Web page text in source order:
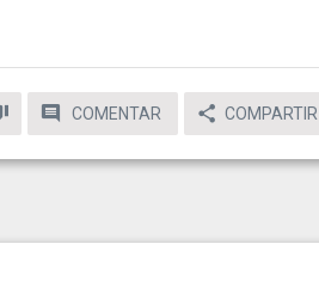
COMENTAR COMPARTIR